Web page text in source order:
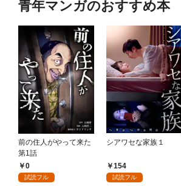
青年マンガのおすすめ本
前の住人がやって来た
第1話
0
試読フル
シアワセな家族１
154
試読フル